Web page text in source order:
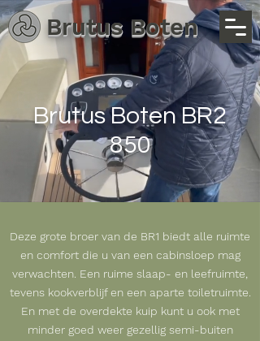
Brutus Boten
Brutus Boten BR2
850
Deze grote broer van de BR1 biedt alle ruimte
en comfort die u van een cabinsloep mag
verwachten. Een ruime slaap- en leefruimte,
tevens kookverblijf en een aparte toiletruimte.
En met de overdekte kuip kunt u ook met
mindergoed weer gezellig semi-buiten